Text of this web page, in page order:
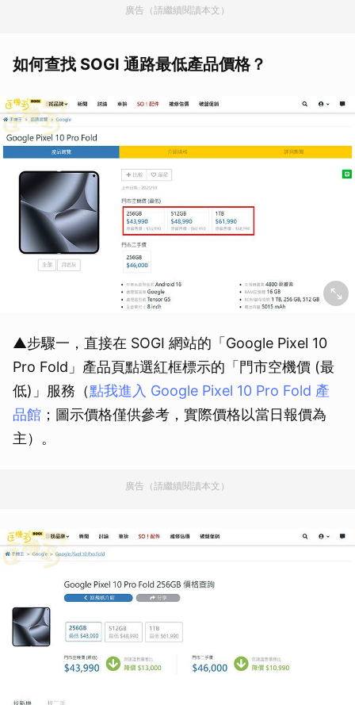
廣告（請繼續閱讀本文）
如何查找 SOGI 通路最低產品價格？
▲步驟一，直接在 SOGI 網站的「Google Pixel 10
Pro Fold」產品頁點選紅框標示的「門市空機價 (最
低)」服務（點我進入 Google Pixel 10 Pro Fold 產
品館 ；圖示價格僅供參考，實際價格以當日報價為
主）。
廣告（請繼續閱讀本文）